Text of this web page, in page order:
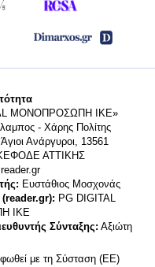
MONΟΠΡΟΣΩΠΗ ΙΚΕ»
- Χάρης Πολίτης
Ανάργυροι, 13561
ΑΤΤΙΚΗΣ
Ευστάθιος Μοσχονάς
PG DIGITAL
ΙΚΕ
Σύνταξης: Αξιώτη
με τη Σύσταση (ΕΕ)